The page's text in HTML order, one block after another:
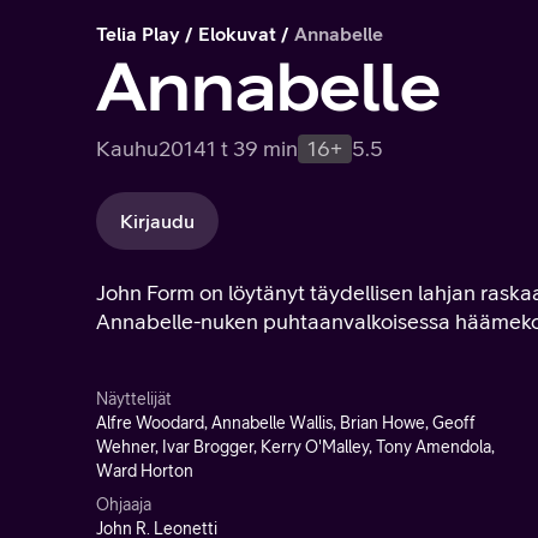
Telia Play Elokuvat Annabelle
Annabelle
Kauhu20141 t 39 min 16+ 5.5
Kirjaudu
John Form on löytänyt täydellisen lahjan
Annabelle-nuken puhtaanvalkoisessa
Näyttelijät
Alfre Woodard, Annabelle Wallis, Brian Howe, Geoff
Wehner, Ivar Brogger, Kerry O'Malley, Tony Amendola,
Ward Horton
Ohjaaja
John R. Leonetti